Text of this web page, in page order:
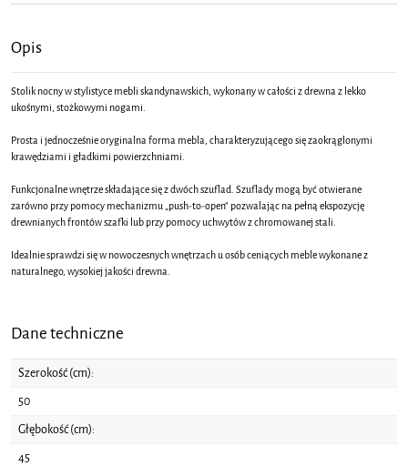
Opis
Stolik nocny w stylistyce mebli skandynawskich, wykonany w całości z drewna z lekko
ukośnymi, stożkowymi nogami.
Prosta i jednocześnie oryginalna forma mebla, charakteryzującego się zaokrąglonymi
krawędziami i gładkimi powierzchniami.
Funkcjonalne wnętrze składające się z dwóch szuflad. Szuflady mogą być otwierane
zarówno przy pomocy mechanizmu „push-to-open” pozwalając na pełną ekspozycję
drewnianych frontów szafki lub przy pomocy uchwytów z chromowanej stali.
Idealnie sprawdzi się w nowoczesnych wnętrzach u osób ceniących meble wykonane z
naturalnego, wysokiej jakości drewna.
Dane techniczne
Szerokość (cm):
50
Głębokość (cm):
45